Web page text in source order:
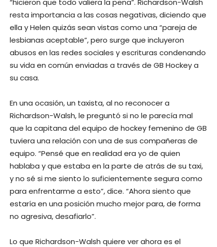
resta importancia a las cosas negativas, diciendo que
ella y Helen quizás sean vistas como una “pareja de
lesbianas aceptable”, pero surge que incluyeron
abusos en las redes sociales y escrituras condenando
su vida en común enviadas a través de GB Hockey a
su casa.
En una ocasión, un taxista, al no reconocer a
Richardson-Walsh, le preguntó si no le parecía mal
que la capitana del equipo de hockey femenino de GB
tuviera una relación con una de sus compañeras de
equipo. “Pensé que en realidad era yo de quien
hablaba y que estaba en la parte de atrás de su taxi,
y no sé si me siento lo suficientemente segura como
para enfrentarme a esto”, dice. “Ahora siento que
estaría en una posición mucho mejor para, de forma
no agresiva, desafiarlo”.
Lo que Richardson-Walsh quiere ver ahora es el